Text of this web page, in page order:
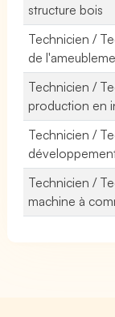
structure bois
Technicien /
de
Technicien /
production en
Technicien /
Technicien /
machine à